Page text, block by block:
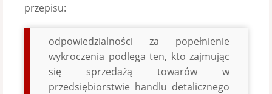
przepisu:
odpowiedzialności za popełnienie
wykroczenia podlega ten, kto zajmując
się sprzedażą towarów w
przedsiębiorstwie handlu detalicznego